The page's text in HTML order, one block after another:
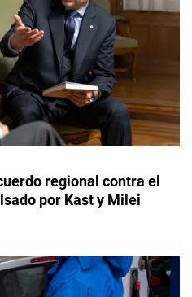
regional contra el
por Kast y Milei